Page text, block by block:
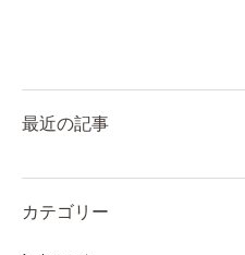
最近の記事
カテゴリー